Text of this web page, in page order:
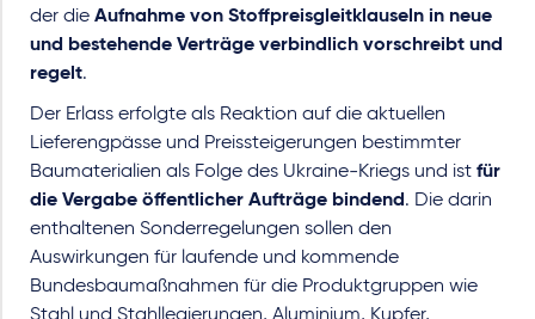
der die Aufnahme von Stoffpreisgleitklauseln in neue
und bestehende Verträge verbindlich vorschreibt und
regelt.
Der Erlass erfolgte als Reaktion auf die aktuellen
Lieferengpässe und Preissteigerungen bestimmter
Baumaterialien als Folge des Ukraine-Kriegs und ist für
die Vergabe öffentlicher Aufträge bindend. Die darin
enthaltenen Sonderregelungen sollen den
Auswirkungen für laufende und kommende
Bundesbaumaßnahmen für die Produktgruppen wie